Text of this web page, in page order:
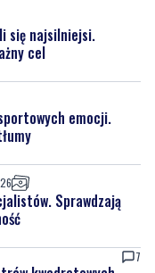
emocji.
Sprawdzają
kwadratowych
Powstanie nowa